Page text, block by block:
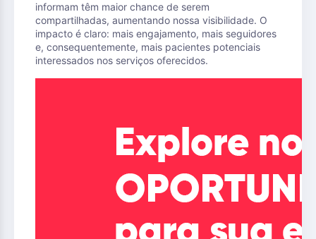
informam têm maior chance de serem
compartilhadas, aumentando nossa visibilidade. O
impacto é claro: mais engajamento, mais seguidores
e, consequentemente, mais pacientes potenciais
interessados nos serviços oferecidos.